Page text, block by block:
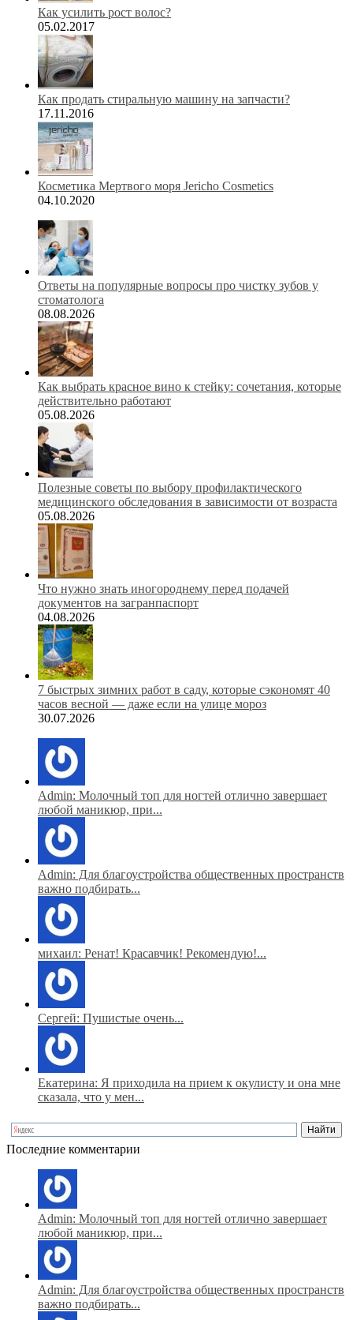
Как усилить рост волос?
05.02.2017
Как продать стиральную машину на запчасти?
17.11.2016
Косметика Мертвого моря Jericho Cosmetics
04.10.2020
Ответы на популярные вопросы про чистку зубов у
стоматолога
08.08.2026
Как выбрать красное вино к стейку: сочетания, которые
действительно работают
05.08.2026
Полезные советы по выбору профилактического
медицинского обследования в зависимости от возраста
05.08.2026
Что нужно знать иногороднему перед подачей
документов на загранпаспорт
04.08.2026
7 быстрых зимних работ в саду, которые сэкономят 40
часов весной — даже если на улице мороз
30.07.2026
Admin: Молочный топ для ногтей отлично завершает
любой маникюр, при...
Admin: Для благоустройства общественных пространств
важно подбирать...
михаил: Ренат! Красавчик! Рекомендую!...
Сергей: Пушистые очень...
Екатерина: Я приходила на прием к окулисту и она мне
сказала, что у мен...
Последние комментарии
Admin: Молочный топ для ногтей отлично завершает
любой маникюр, при...
Admin: Для благоустройства общественных пространств
важно подбирать...